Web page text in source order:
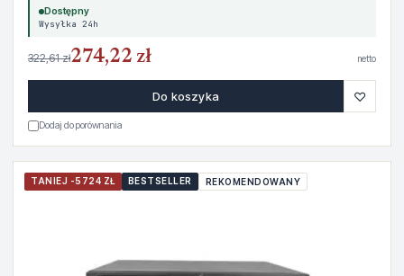
Dostępny
Wysyłka 24h
322,61 zł274,22 zł netto
Do koszyka ♡
Dodaj do porównania
TANIEJ -5724 ZŁ BESTSELLER REKOMENDOWANY